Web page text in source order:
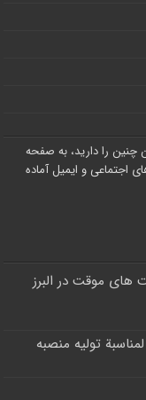
چنین را دارید، به صفحه
اجتماعی و ایمیل آماده
موقت در البرز
توليه منصبه